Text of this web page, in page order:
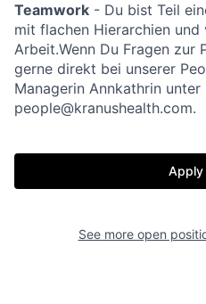
Teamwork - Du bist Teil
mit flachen Hierarchien
Arbeit.Wenn Du Fragen zur
gerne direkt bei unserer
Managerin Annkathrin unter
people@kranushealth.com.
Apply
See more open